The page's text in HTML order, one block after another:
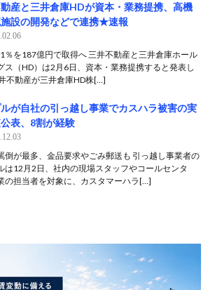
産と三井倉庫HDが資本・業務提携、高機
設の開発などで連携★速報
％を187億円で取得へ 三井不動産と三井倉庫ホール
ス（HD）は2月6日、資本・業務提携すると発表し
不動産が三井倉庫HD株[…]
が自社の引っ越し事業でカスハラ被害の実
表、8割が経験
倒が最多、金品要求やごみ郵送も 引っ越し事業者の
は12月2日、社内の現場スタッフやコールセンタ
の担当者を対象に、カスタマーハラ[…]